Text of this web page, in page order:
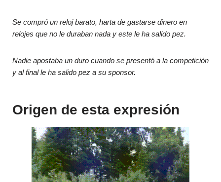
Se compró un reloj barato, harta de gastarse dinero en
relojes que no le duraban nada y este le ha salido pez.
Nadie apostaba un duro cuando se presentó a la competición
y al final le ha salido pez a su sponsor.
Origen de esta expresión